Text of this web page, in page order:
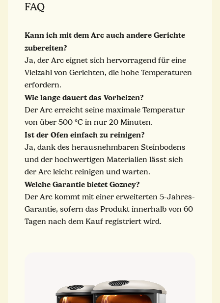
FAQ
Kann ich mit dem Arc auch andere Gerichte
zubereiten?
Ja, der Arc eignet sich hervorragend für eine
Vielzahl von Gerichten, die hohe Temperaturen
erfordern.
Wie lange dauert das Vorheizen?
Der Arc erreicht seine maximale Temperatur
von über 500 °C in nur 20 Minuten.
Ist der Ofen einfach zu reinigen?
Ja, dank des herausnehmbaren Steinbodens
und der hochwertigen Materialien lässt sich
der Arc leicht reinigen und warten.
Welche Garantie bietet Gozney?
Der Arc kommt mit einer erweiterten 5-Jahres-
Garantie, sofern das Produkt innerhalb von 60
Tagen nach dem Kauf registriert wird.